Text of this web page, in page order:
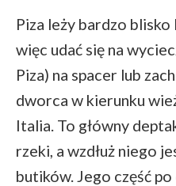
Piza leży bardzo
więc udać się na
Piza) na spacer lub
dworca w kierunku
Italia. To główny
rzeki, a wzdłuż niego
butików. Jego część